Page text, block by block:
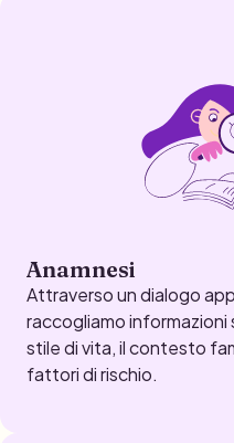
Anamnesi
Attraverso un dialogo
raccogliamo informazioni
stile di vita, il contesto
fattori di rischio.